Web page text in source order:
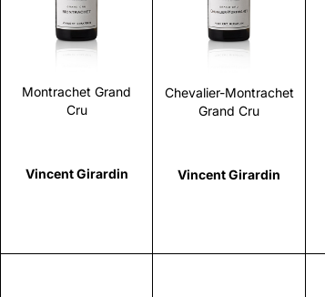
Montrachet Grand
Cru
Vincent Girardin
Scopri
Chevalier-Montrachet
Grand Cru
Vincent Girardin
Scopri